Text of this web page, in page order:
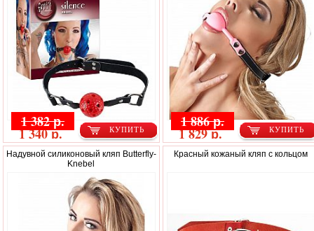
КУПИТЬ
1 382 р.
1 340 р. КУПИТЬ
1 886 р.
1 829 р.
Надувной силиконовый кляп Butterfly-
Knebel
Красный кожаный кляп с кольцом